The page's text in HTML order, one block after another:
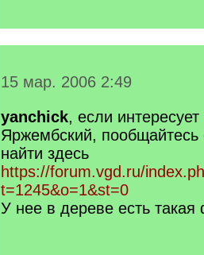
15 мар. 2006 2:49
yanchick, если
Яржембский,
найти здесь
https://forum.vgd.ru/
t=1245&o=1&st=0
У нее в дереве есть